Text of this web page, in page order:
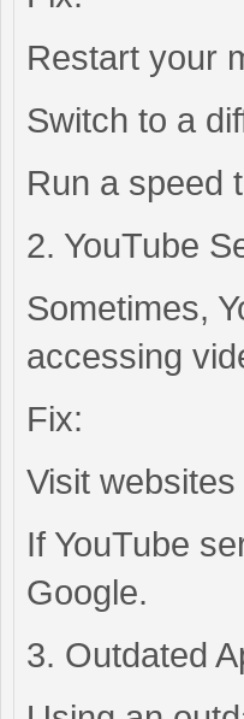
Restart your
Switch to a
Run a speed
2. YouTube
Sometimes,
accessing
Fix:
Visit
If YouTube
Google.
3. Outdated